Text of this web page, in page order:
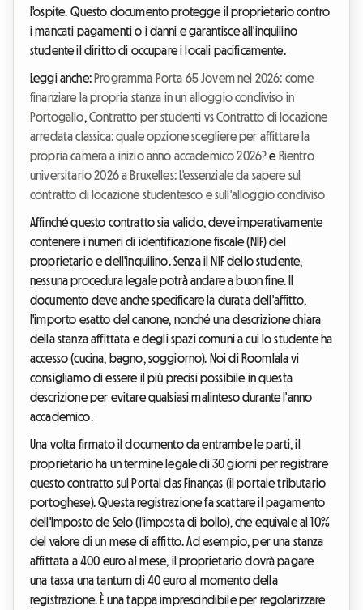
l'ospite. Questo documento protegge il proprietario contro
i mancati pagamenti o i danni e garantisce all'inquilino
studente il diritto di occupare i locali pacificamente.
Leggi anche: Programma Porta 65 Jovem nel 2026: come
finanziare la propria stanza in un alloggio condiviso in
Portogallo,Contratto per studenti vs Contratto di locazione
arredata classica: quale opzione scegliere per affittare la
propria camera a inizio anno accademico 2026?e Rientro
universitario 2026 a Bruxelles: L'essenziale da sapere sul
contratto di locazione studentesco e sull'alloggio condiviso
Affinché questo contratto sia valido, deve imperativamente
contenere i numeri di identificazione fiscale (NIF) del
proprietario e dell'inquilino. Senza il NIF dello studente,
nessuna procedura legale potrà andare a buon fine. Il
documento deve anche specificare la durata dell'affitto,
l'importo esatto del canone, nonché una descrizione chiara
della stanza affittata e degli spazi comuni a cui lo studente ha
accesso (cucina, bagno, soggiorno). Noi di Roomlala vi
consigliamo di essere il più precisi possibile in questa
descrizione per evitare qualsiasi malinteso durante l'anno
accademico.
Una volta firmato il documento da entrambe le parti, il
proprietario ha un termine legale di 30 giorni per registrare
questo contratto sul Portal das Finanças (il portale tributario
portoghese). Questa registrazione fa scattare il pagamento
dell'Imposto de Selo (l'imposta di bollo), che equivale al 10%
del valore di un mese di affitto. Ad esempio, per una stanza
affittata a 400 euro al mese, il proprietario dovrà pagare
una tassa una tantum di 40 euro al momento della
registrazione. È una tappa imprescindibile per regolarizzare